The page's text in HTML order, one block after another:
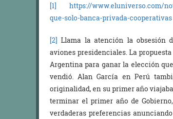
[1]
https://www.eluniverso.com/
que-solo-banca-privada-cooperativas
[2] Llama la atención la obsesión
aviones presidenciales. La
Argentina para ganar la elección
vendió. Alan García en Perú
originalidad, en su primer año
terminar el primer año de
verdaderas preferencias